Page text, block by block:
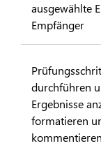
ausgewählte
Empfänger
durchführen
Ergebnisse
formatieren
kommentieren